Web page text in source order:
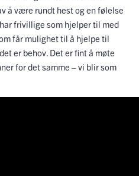
å være rundt hest og en følelse
frivillige som hjelper til med
får mulighet til å hjelpe til
er behov. Det er fint å møte
for det samme – vi blir som